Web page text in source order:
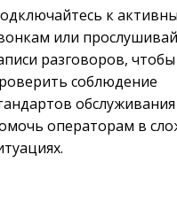
к
или
разговоров, чтобы
соблюдение
операторам в